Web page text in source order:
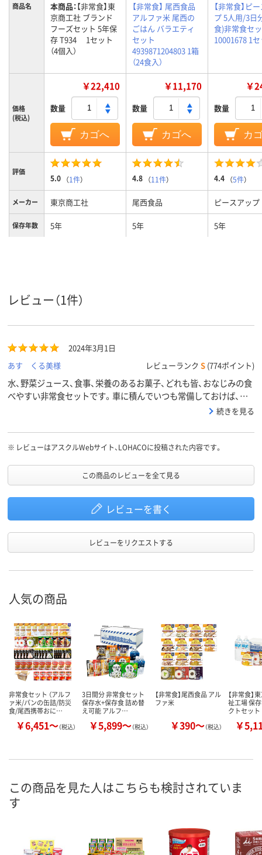
商品名 本商品：【非常食】東
京商工社 ブランド
フーズセット 5年保
存 T934 1セット
（4個入）
【非常食】 尾西食品
アルファ米 尾西の
ごはん バラエティ
セット
4939871204803 1箱
（24食入）
【非常食】ピ
プ 5人用/3日
食)非常食セ
10001678 1
価格
(税込)
￥22,410
数量
カゴへ
￥11,170
数量
カゴへ
￥
数量
カ
評価
5.0 （1件） 4.8 （11件） 4.4 （5件）
メーカー 東京商工社 尾西食品 ピースアップ
保存年数 5年 5年 5年
レビュー（1件）
2024年3月1日
あす くる美様
レビューランク S (774ポイント)
水、野菜ジュース、食事、栄養のあるお菓子、どれも皆、おなじみの食
べやすい非常食セットです。車に積んでいつも常備しておけば、安
続きを見る
※ レビューはアスクルWebサイト、LOHACOに投稿された内容です。
この商品のレビューを全て見る
レビューを書く
レビューをリクエストする
人気の商品
非常食セット （アルフ
ァ米/パンの缶詰/防災
食/尾西携帯おに…
￥6,451～（税込）
3日間分 非常食セット
保存水+保存食 詰め替
え可能 アルフ…
￥5,899～（税込）
【非常食】尾西食品 アル
ファ米
￥390～（税込）
【非常食】
祉工場 保
クトセット
￥
この商品を見た人はこちらも検討されていま
す